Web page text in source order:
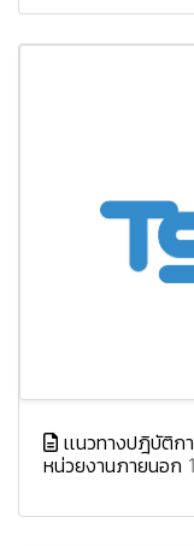
เเนวทางปฎิบัติก
หน่วยงานภายนอก